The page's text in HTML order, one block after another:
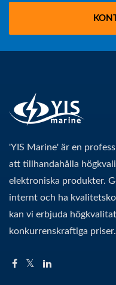
'YIS Marine' är en
att tillhandahålla
elektroniska produkter.
internt och ha
kan vi erbjuda
konkurrenskraftiga priser.